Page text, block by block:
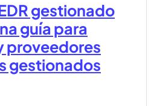
gestionado
guía para
proveedores
gestionados